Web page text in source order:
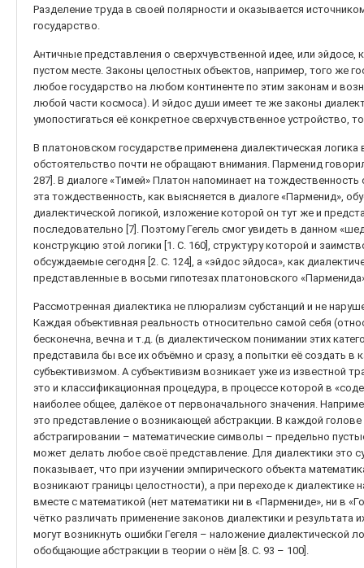
Разделение труда в своей полярности и оказывается
государство.
Античные представления о сверхчувственной идее, или эйдосе,
пустом месте. Законы целостных объектов, например, того же
любое государство на любом континенте по этим законам и
любой части космоса). И эйдос души имеет те же законы
умопостигаться её конкретное сверхчувственное устройство,
В платоновском государстве применена диалектическая логика
обстоятельство почти не обращают внимания. Парменид
287]. В диалоге «Тимей» Платон напоминает на
эта тождественность, как выясняется в диалоге «Парменид»,
диалектической логикой, изложение которой он тут же и
последовательно [7]. Поэтому Гегель смог увидеть в данном
конструкцию этой логики [1. С. 160], структуру которой и
обсуждаемые сегодня [2. С. 124], а «эйдос эйдоса», как
представленные в восьми гипотезах платоновского
Рассмотренная диалектика не плюрализм субстанций и не
Каждая объективная реальность относительно самой себя
бесконечна, вечна и т.д. (в диалектическом понимании этих
представила бы все их объёмно и сразу, а попытки её создать в
субъективизмом. А субъективизм возникает уже из известной
это и классификационная процедура, в процессе которой в
наиболее общее, далёкое от первоначального значения.
это представление о возникающей абстракции. В каждой
абстрагировании – математические символы – предельно
может делать любое своё представление. Для диалектики это
показывает, что при изучении эмпирического объекта
возникают границы целостности), а при переходе к диалектике
вместе с математикой (нет математики ни в «Пармениде», ни в
чётко различать применение законов диалектики и результата
могут возникнуть ошибки Гегеля – наложение диалектической
обобщающие абстракции в теории о нём [8. C. 93 – 100].